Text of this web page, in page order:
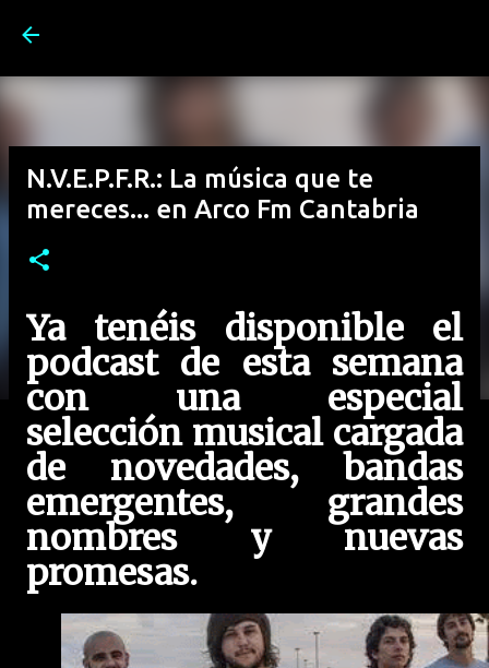
N.V.E.P.F.R.: La música que te
mereces... en Arco Fm Cantabria
Ya tenéis disponible el
podcast de esta semana
con una especial
selección musical cargada
de novedades, bandas
emergentes, grandes
nombres y nuevas
promesas.